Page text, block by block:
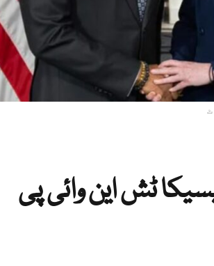
ٹش این وائی پی